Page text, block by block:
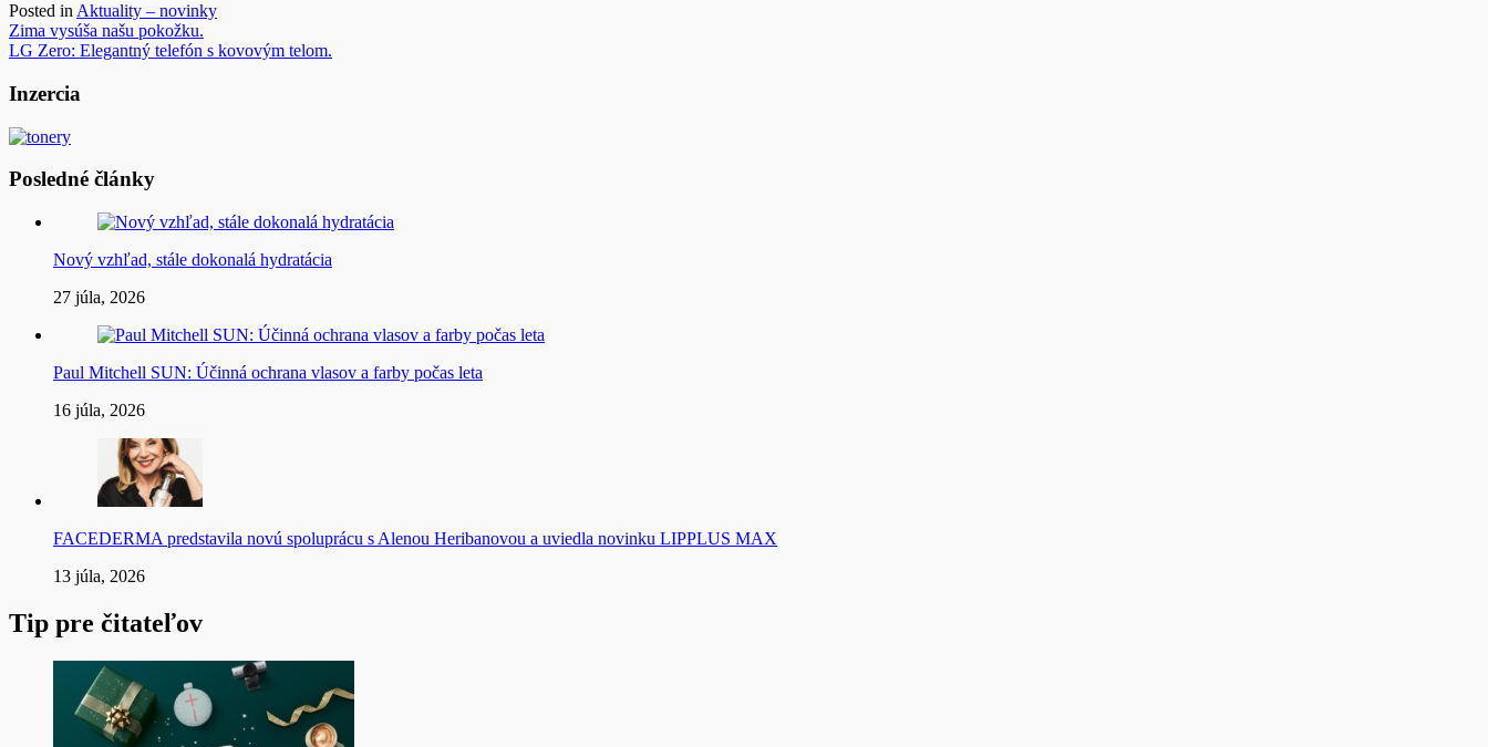
Posted in Aktuality – novinky
Navigácia
v
článku
Zima vysúša našu pokožku.
LG Zero: Elegantný telefón s kovovým telom.
Inzercia
Posledné články
Nový vzhľad, stále dokonalá hydratácia
27 júla, 2026
Paul Mitchell SUN: Účinná ochrana vlasov a farby počas leta
16 júla, 2026
FACEDERMA predstavila novú spoluprácu s Alenou Heribanovou a uviedla novinku LIPPLUS MAX
13 júla, 2026
Tip pre čitateľov